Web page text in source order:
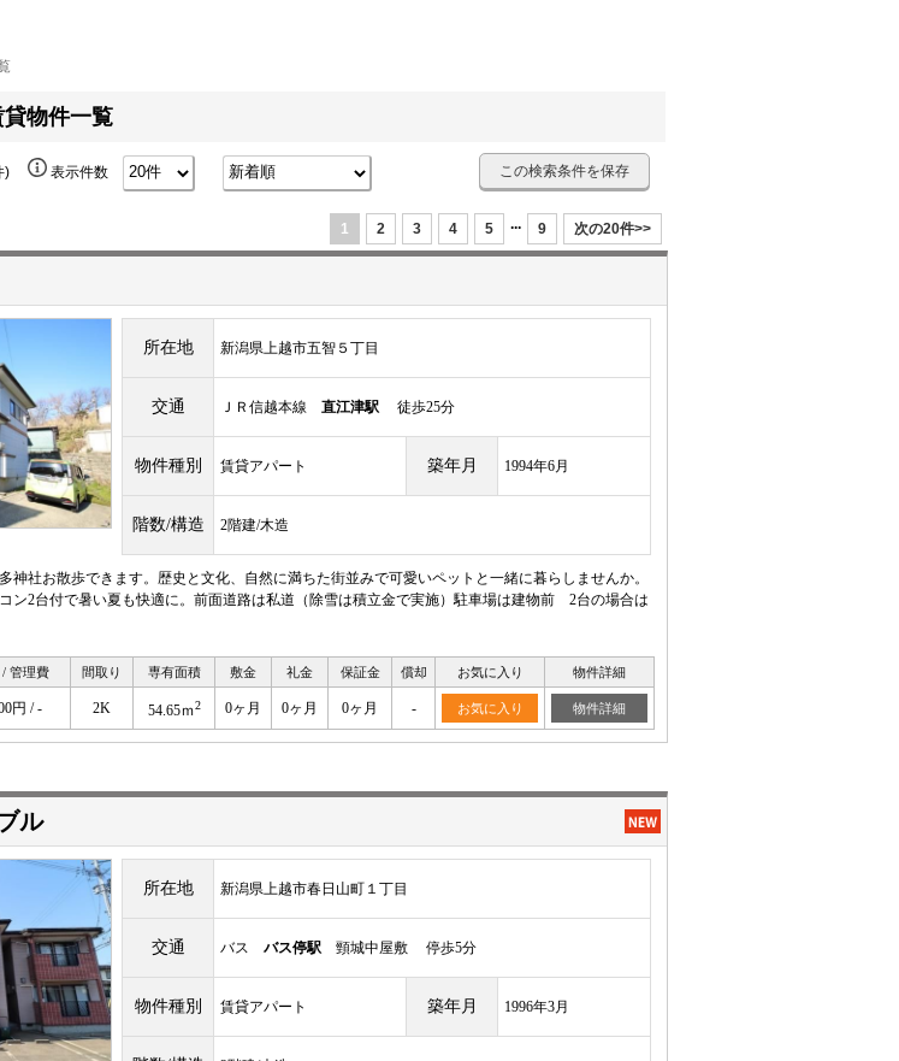
物件一覧
) 表示件数 この検索条件を保存
1 2 3 4 5 ... 9 次の20件>>
所在地 新潟県上越市五智５丁目
交通 ＪＲ信越本線 直江津駅 徒歩25分
物件種別 賃貸アパート 築年月 1994年6月
階数/構造 2階建/木造
神社お散歩できます。歴史と文化、自然に満ちた街並みで可愛いペットと一緒に暮らしませんか。
ン2台付で暑い夏も快適に。前面道路は私道（除雪は積立金で実施）駐車場は建物前 2台の場合は
管理費 間取り 専有面積 敷金 礼金 保証金 償却 お気に入り 物件詳細
円 / - 2K 54.65ｍ2 0ヶ月 0ヶ月 0ヶ月 - お気に入り 物件詳細
ル
所在地 新潟県上越市春日山町１丁目
交通 バス バス停駅 頸城中屋敷 停歩5分
物件種別 賃貸アパート 築年月 1996年3月